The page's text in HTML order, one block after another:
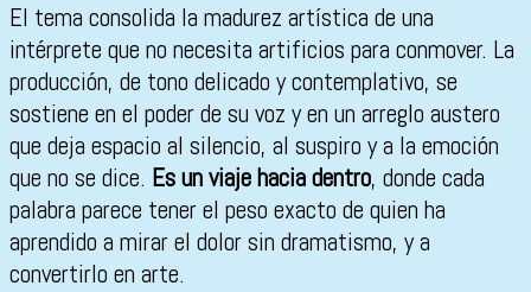
El tema consolida la madurez artística de una
intérprete que no necesita artificios para conmover. La
producción, de tono delicado y contemplativo, se
sostiene en el poder de su voz y en un arreglo austero
que deja espacio al silencio, al suspiro y a la emoción
que no se dice. Es un viaje hacia dentro, donde cada
palabra parece tener el peso exacto de quien ha
aprendido a mirar el dolor sin dramatismo, y a
convertirlo en arte.